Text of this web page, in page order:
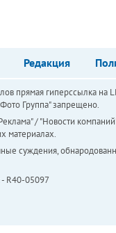
Редакция
прямая гиперссылка на
Фото Группа" запрещено.
/ "Новости
материалах.
суждения,
R40-05097